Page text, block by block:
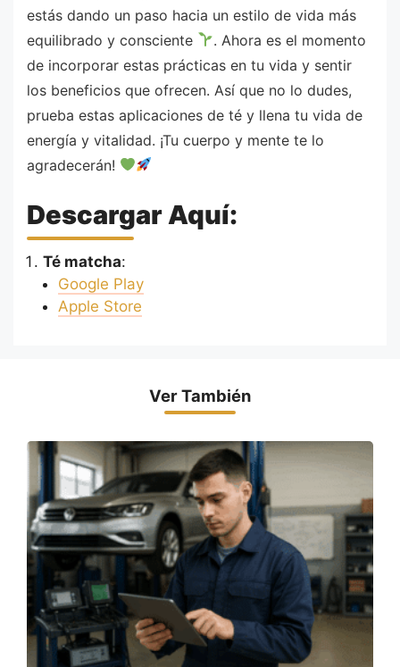
estás dando un paso hacia un estilo de vida más
equilibrado y consciente
. Ahora es el momento
de incorporar estas prácticas en tu vida y sentir
los beneficios que ofrecen. Así que no lo dudes,
prueba estas aplicaciones de té y llena tu vida de
energía y vitalidad. ¡Tu cuerpo y mente te lo
agradecerán!
Descargar Aquí:
Té matcha:
Google Play
Apple Store
Ver También